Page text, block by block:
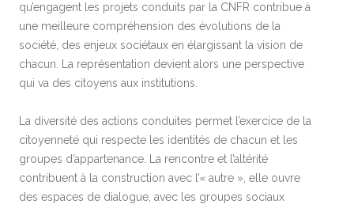
qu’engagent les projets conduits par la CNFR contribue à
une meilleure compréhension des évolutions de la
société, des enjeux sociétaux en élargissant la vision de
chacun. La représentation devient alors une perspective
qui va des citoyens aux institutions.
La diversité des actions conduites permet l’exercice de la
citoyenneté qui respecte les identités de chacun et les
groupes d’appartenance. La rencontre et l’altérité
contribuent à la construction avec l’« autre », elle ouvre
des espaces de dialogue, avec les groupes sociaux